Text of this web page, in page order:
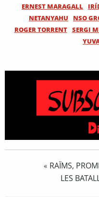
ERNEST MARAGALL
NETANYAHU
NSO
ROGER TORRENT SERGI
« RAÏMS,
LES